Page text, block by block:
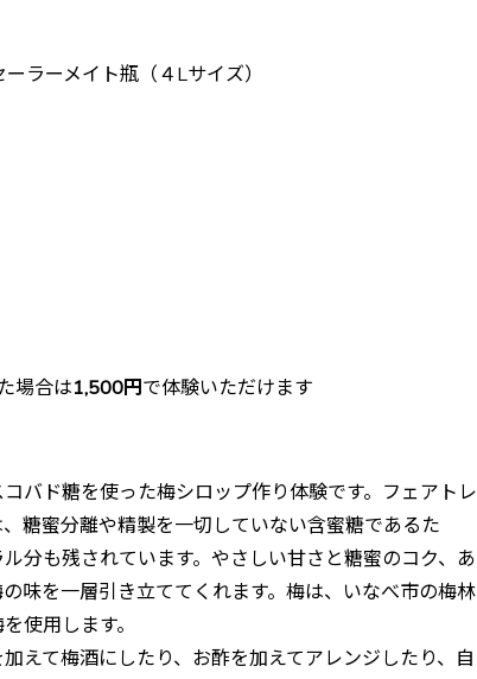
ラーメイト瓶（４Lサイズ）
場合は1,500円で体験いただけます
バド糖を使った梅シロップ作り体験です。フェアトレ
糖蜜分離や精製を一切していない含蜜糖であるた
分も残されています。やさしい甘さと糖蜜のコク、あ
味を一層引き立ててくれます。梅は、いなべ市の梅林
使用します。
えて梅酒にしたり、お酢を加えてアレンジしたり、自